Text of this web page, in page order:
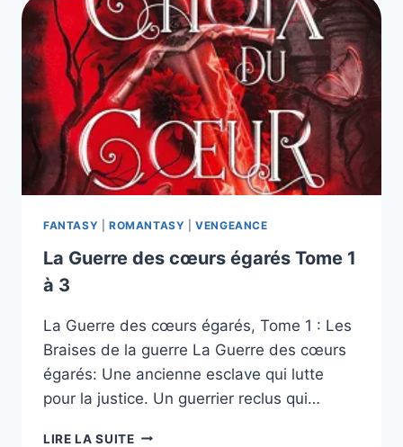
LIVRES
DE
LA
SÉRIE
FANTASY ROMANTASY |VENGEANCE
La Guerre des cœurs égarés Tome 1
à 3
La Guerre des cœurs égarés, Tome 1 : Les
Braises de la guerre La Guerre des cœurs
égarés: Une ancienne esclave qui lutte
pour la justice. Un guerrier reclus qui…
LIRE LA SUITELA